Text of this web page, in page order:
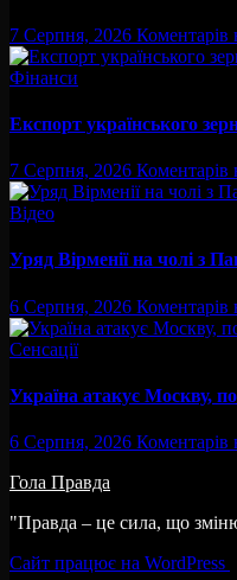
7 Серпня, 2026 Коментарів
Фінанси
Експорт українського
7 Серпня, 2026 Коментарів
Відео
Уряд Вірменії на чолі з
6 Серпня, 2026 Коментарів
Сенсації
Україна атакує Москву,
6 Серпня, 2026 Коментарів
Гола Правда
"Правда – це сила, що
Сайт працює на WordPress